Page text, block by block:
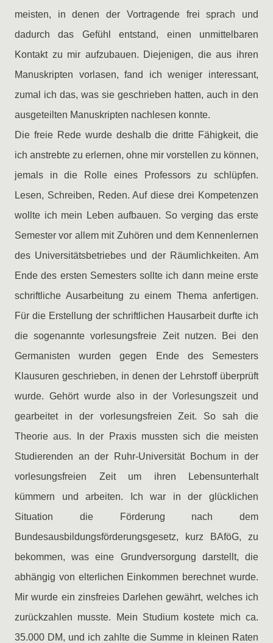
meisten, in denen der Vortragende frei sprach und
dadurch das Gefühl entstand, einen unmittelbaren
Kontakt zu mir aufzubauen. Diejenigen, die aus ihren
Manuskripten vorlasen, fand ich weniger interessant,
zumal ich das, was sie geschrieben hatten, auch in den
ausgeteilten Manuskripten nachlesen konnte.
Die freie Rede wurde deshalb die dritte Fähigkeit, die
ich anstrebte zu erlernen, ohne mir vorstellen zu können,
jemals in die Rolle eines Professors zu schlüpfen.
Lesen, Schreiben, Reden. Auf diese drei Kompetenzen
wollte ich mein Leben aufbauen. So verging das erste
Semester vor allem mit Zuhören und dem Kennenlernen
des Universitätsbetriebes und der Räumlichkeiten. Am
Ende des ersten Semesters sollte ich dann meine erste
schriftliche Ausarbeitung zu einem Thema anfertigen.
Für die Erstellung der schriftlichen Hausarbeit durfte ich
die sogenannte vorlesungsfreie Zeit nutzen. Bei den
Germanisten wurden gegen Ende des Semesters
Klausuren geschrieben, in denen der Lehrstoff überprüft
wurde. Gehört wurde also in der Vorlesungszeit und
gearbeitet in der vorlesungsfreien Zeit. So sah die
Theorie aus. In der Praxis mussten sich die meisten
Studierenden an der Ruhr-Universität Bochum in der
vorlesungsfreien Zeit um ihren Lebensunterhalt
kümmern und arbeiten. Ich war in der glücklichen
Situation die Förderung nach dem
Bundesausbildungsförderungsgesetz, kurz BAföG, zu
bekommen, was eine Grundversorgung darstellt, die
abhängig von elterlichen Einkommen berechnet wurde.
Mir wurde ein zinsfreies Darlehen gewährt, welches ich
zurückzahlen musste. Mein Studium kostete mich ca.
35.000 DM, und ich zahlte die Summe in kleinen Raten